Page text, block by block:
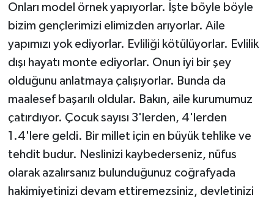
Onları model örnek yapıyorlar. İşte böyle böyle
bizim gençlerimizi elimizden arıyorlar. Aile
yapımızı yok ediyorlar. Evliliği kötülüyorlar. Evlilik
dışı hayatı monte ediyorlar. Onun iyi bir şey
olduğunu anlatmaya çalışıyorlar. Bunda da
maalesef başarılı oldular. Bakın, aile kurumumuz
çatırdıyor. Çocuk sayısı 3'lerden, 4'lerden
1.4'lere geldi. Bir millet için en büyük tehlike ve
tehdit budur. Neslinizi kaybederseniz, nüfus
olarak azalırsanız bulunduğunuz coğrafyada
hakimiyetinizi devam ettiremezsiniz, devletinizi